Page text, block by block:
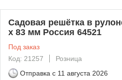
Садовая решётка в
x 83 мм Россия 64521
Под заказ
Код: 21257
Розница
Отправка с 11 августа 2026